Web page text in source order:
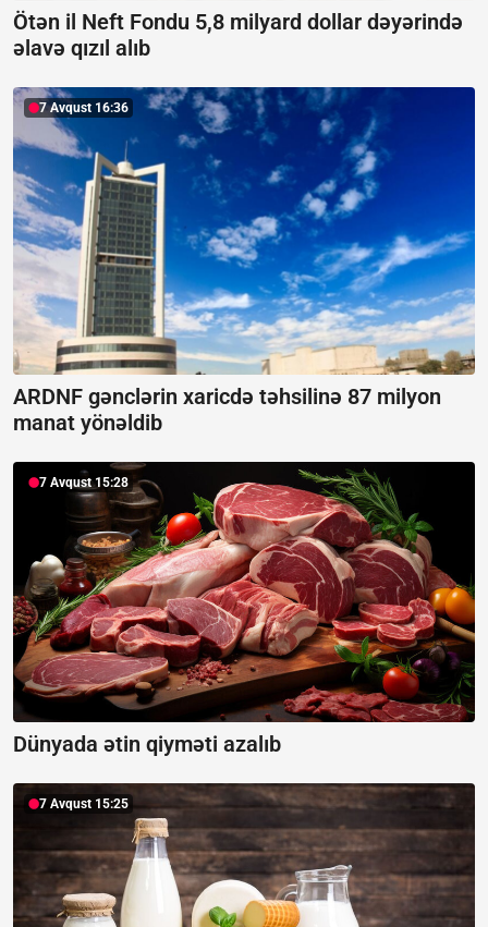
Ötən il Neft Fondu 5,8 milyard dollar dəyərində
əlavə qızıl alıb
7 Avqust 16:36
ARDNF gənclərin xaricdə təhsilinə 87 milyon
manat yönəldib
7 Avqust 15:28
Dünyada ətin qiyməti azalıb
7 Avqust 15:25